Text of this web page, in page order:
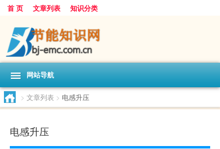
首 页 文章列表 知识分类
网站导航
> 文章列表 > 电感升压
电感升压